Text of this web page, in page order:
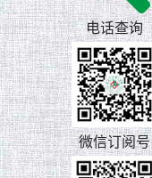
电话查询
微信订阅号